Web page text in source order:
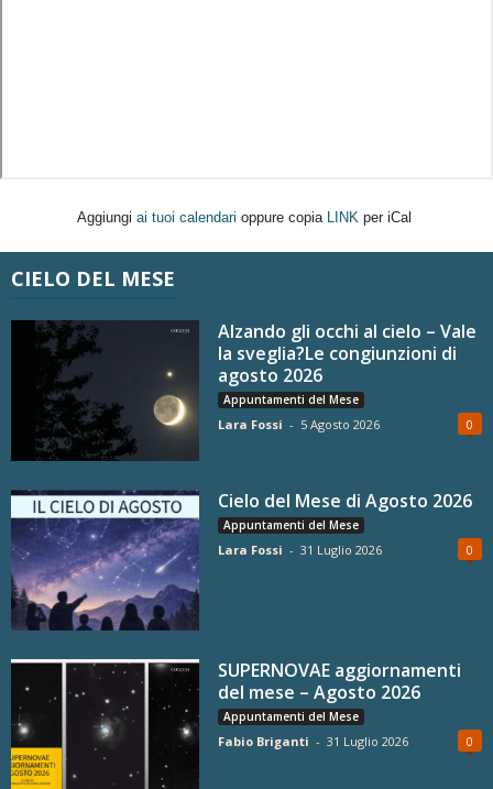
Aggiungi ai tuoi calendari oppure copia LINK per iCal
CIELO DEL MESE
Alzando gli occhi al cielo – Vale
la sveglia?Le congiunzioni di
agosto 2026
Appuntamenti del Mese
Lara Fossi - 5 Agosto 2026 0
Cielo del Mese di Agosto 2026
Appuntamenti del Mese
Lara Fossi - 31 Luglio 2026 0
SUPERNOVAE aggiornamenti
del mese – Agosto 2026
Appuntamenti del Mese
Fabio Briganti - 31 Luglio 2026 0